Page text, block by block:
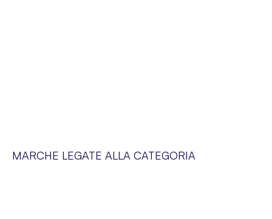
MARCHE LEGATE ALLA CATEGORIA